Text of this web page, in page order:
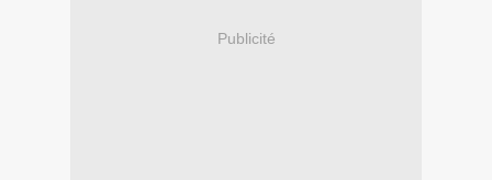
Publicité